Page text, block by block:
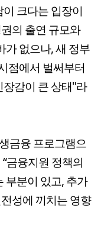
크다는 입장이
의 출연 규모와
가 없으나, 새 정부
점에서 벌써부터
감이 큰 상태"라
금융 프로그램으
금융지원 정책의
부분이 있고, 추가
성에 끼치는 영향